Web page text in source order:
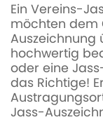
Ein Vereins-
möchten dem
Auszeichnung
hochwertig
oder eine
das Richtige!
Jass-